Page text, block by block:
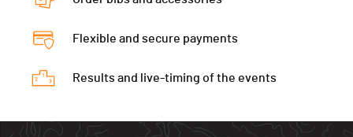
Flexible and secure payments
Results and live-timing of the events